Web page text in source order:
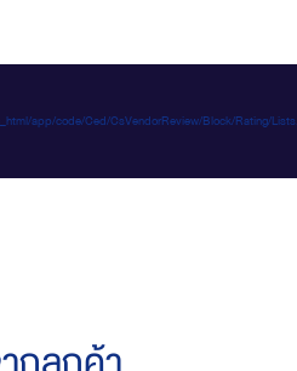
app/code/Ced/CsVendorReview/Block/